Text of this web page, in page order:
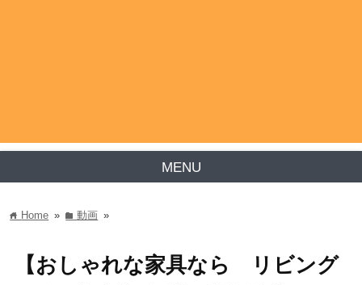
MENU
home Home » folder動画 »
【おしゃれな家具なら リビング